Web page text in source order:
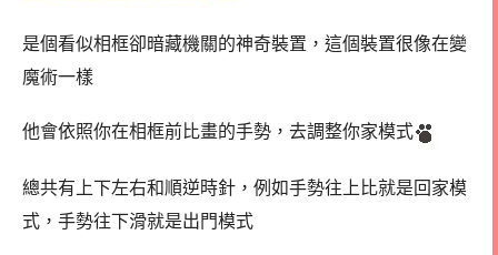
是個看似相框卻暗藏機關的神奇裝置，這個裝置很像在變
魔術一樣
他會依照你在相框前比畫的手勢，去調整你家模式
總共有上下左右和順逆時針，例如手勢往上比就是回家模
式，手勢往下滑就是出門模式